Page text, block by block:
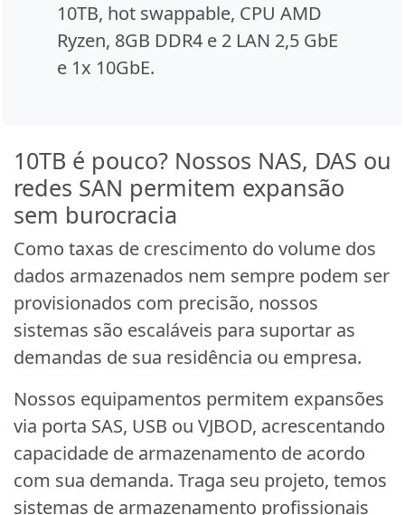
10TB, hot swappable, CPU AMD
Ryzen, 8GB DDR4 e 2 LAN 2,5 GbE
e 1x 10GbE.
10TB é pouco? Nossos NAS, DAS ou
redes SAN permitem expansão
sem burocracia
Como taxas de crescimento do volume dos
dados armazenados nem sempre podem ser
provisionados com precisão, nossos
sistemas são escaláveis para suportar as
demandas de sua residência ou empresa.
Nossos equipamentos permitem expansões
via porta SAS, USB ou VJBOD, acrescentando
capacidade de armazenamento de acordo
com sua demanda. Traga seu projeto, temos
sistemas de armazenamento profissionais